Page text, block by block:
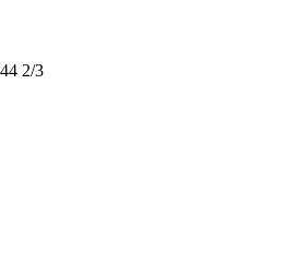
44 2/3